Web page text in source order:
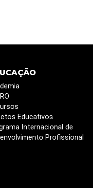
Educativos
Internacional de
Profissional